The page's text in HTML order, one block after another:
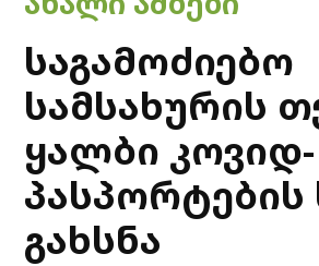
IN
საგამოძიებო
სამსახურის
ყალბი კოვიდ-
პასპორტების
გახსნა